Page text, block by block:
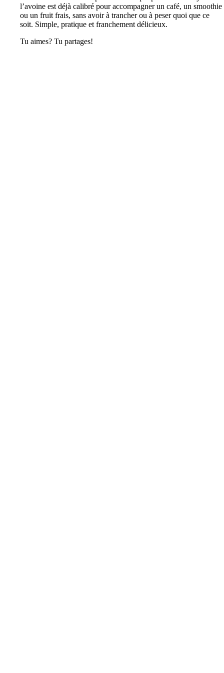
l’avoine est déjà calibré pour accompagner un café, un smoothie
ou un fruit frais, sans avoir à trancher ou à peser quoi que ce
soit. Simple, pratique et franchement délicieux.
Tu aimes? Tu partages!